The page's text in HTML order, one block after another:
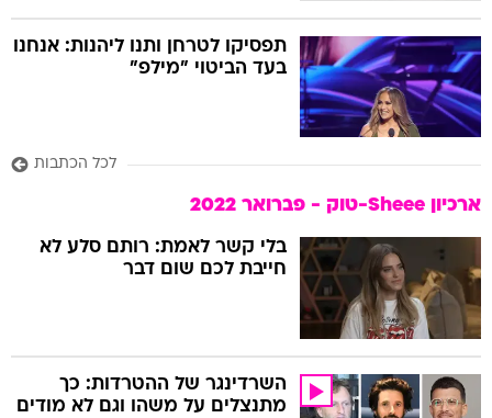
תפסיקו לטרחן ותנו ליהנות: אנחנו
בעד הביטוי "מילפ"
לכל הכתבות
ארכיון Sheee-טוק - פברואר 2022
בלי קשר לאמת: רותם סלע לא
חייבת לכם שום דבר
השרדינגר של ההטרדות: כך
מתנצלים על משהו וגם לא מודים